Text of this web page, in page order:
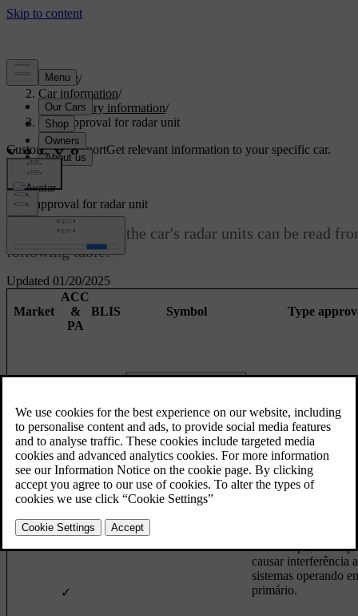
Support/
Car information/
Regulatory information/
Type approval for radar unit
Customised supportGet relevant information to your specific car.
Sign in
Updated 01/20/2025
Type approval for radar unit
Type approval for the car's radar units can be read
following table.
Market
ACC
&
PA
BLIS Symbol Type
✓
Este equipamento
caráter secundário,
mesmo tipo, e não
causar interferência a
sistemas operando
primário.